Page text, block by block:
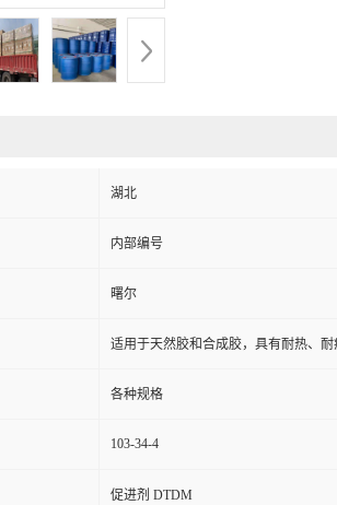
湖北
内部编号
曙尔
适用于天然胶和合成胶，具有耐热、
各种规格
103-34-4
促进剂 DTDM